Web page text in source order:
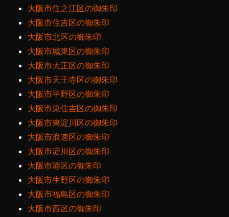
大阪市住之江区の御朱印
大阪市住吉区の御朱印
大阪市北区の御朱印
大阪市城東区の御朱印
大阪市大正区の御朱印
大阪市天王寺区の御朱印
大阪市平野区の御朱印
大阪市東住吉区の御朱印
大阪市東淀川区の御朱印
大阪市浪速区の御朱印
大阪市淀川区の御朱印
大阪市港区の御朱印
大阪市生野区の御朱印
大阪市福島区の御朱印
大阪市西区の御朱印